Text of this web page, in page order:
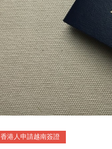
香港人申請越南簽證